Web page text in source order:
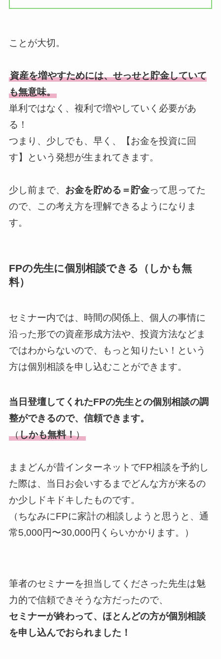
ことが大切。
資産を増やすためには、せっせと貯金していて
も無意味。
単利ではなく、複利で増やしていく必要があ
る！
つまり、少しでも、早く、【お金を投資に回
す】という発想が生まれてきます。
少し前まで、 お金を貯める＝貯金って思ってた
ので、この考え方を理解できるようになりま
す。
FPの先生に個別相談できる（しかも無
料）
セミナー内では、時間の関係上、個人の事情に
沿った形での資産形成方法や、投資方法などま
ではわからないので、もっと知りたい！という
方は個別相談を申し込むことができます。
当日登壇してくれたFPの先生との個別相談の調
整ができるので、信頼できます。
（しかも無料！）
ままどんが昔インターネットでFP相談を予約し
た際は、当日お会いするまでどんな方が来るの
か少しドキドキしたものです。
（ちなみにFPに家計の相談しようと思うと、通
常5,000円〜30,000円くらいかかります。）
筆者のセミナーを担当してくださった先生は魅
力的で信頼できそうな方だったので、
セミナーが終わって、ほとんどの方が個別相談
を申し込んでおられました！